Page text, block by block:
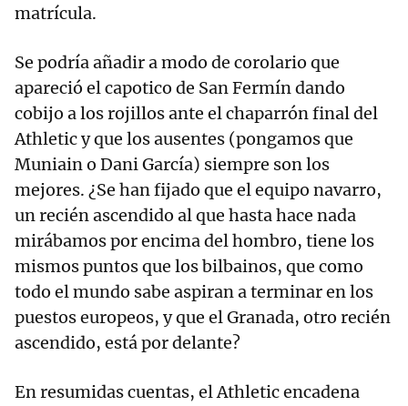
matrícula.
Se podría añadir a modo de corolario que
apareció el capotico de San Fermín dando
cobijo a los rojillos ante el chaparrón final del
Athletic y que los ausentes (pongamos que
Muniain o Dani García) siempre son los
mejores. ¿Se han fijado que el equipo navarro,
un recién ascendido al que hasta hace nada
mirábamos por encima del hombro, tiene los
mismos puntos que los bilbainos, que como
todo el mundo sabe aspiran a terminar en los
puestos europeos, y que el Granada, otro recién
ascendido, está por delante?
En resumidas cuentas, el Athletic encadena